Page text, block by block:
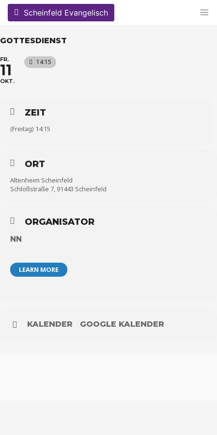
Skip
Scheinfeld Evangelisch
GOTTESDIENST
FR.
11
OKT.
14:15
ZEIT
(Freitag) 14:15
ORT
Altenheim Scheinfeld
Schloßstraße 7, 91443 Scheinfeld
ORGANISATOR
NN
LEARN MORE
KALENDER GOOGLE KALENDER